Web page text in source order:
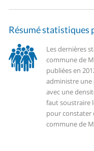
Résumé statistiques
Les dernières
commune de
publiées en
administre une
avec une
faut soustraire
pour constater
commune de